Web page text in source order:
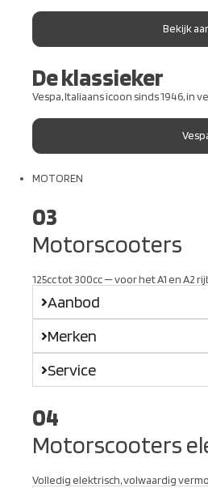
Bekijk
De klassieker
Vespa, Italiaans icoon sinds 1946, in
MOTOREN
03
Motorscooters
125cc tot 300cc — voor het A1 en A2
Aanbod
Merken
Service
04
Motorscooters
Volledig elektrisch, volwaardig